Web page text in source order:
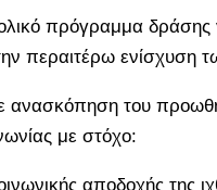
πρόγραμμα δράσης
περαιτέρω ενίσχυση
ανασκόπηση του
με στόχο:
αποδοχής της